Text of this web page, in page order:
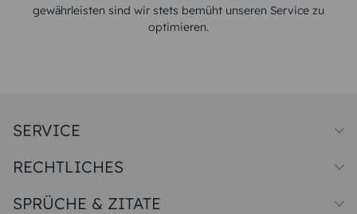
gewährleisten sind wir stets bemüht unseren Service zu
optimieren.
SERVICE
Papiersorten
Unsere Produktion
Magazin
RECHTLICHES
Widerrufsbelehrung
SPRÜCHE & ZITATE